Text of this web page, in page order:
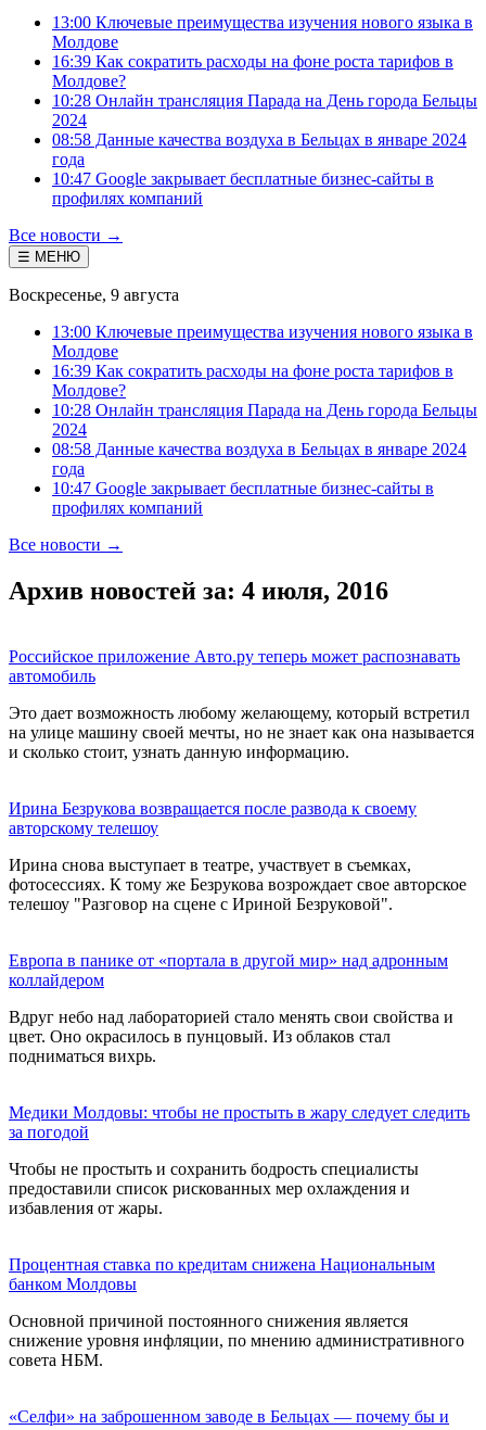
13:00 Ключевые преимущества изучения нового языка в
Молдове
16:39 Как сократить расходы на фоне роста тарифов в
Молдове?
10:28 Онлайн трансляция Парада на День города Бельцы
2024
08:58 Данные качества воздуха в Бельцах в январе 2024
года
10:47 Google закрывает бесплатные бизнес-сайты в
профилях компаний
Все новости →
☰ МЕНЮ
Воскресенье, 9 августа
13:00 Ключевые преимущества изучения нового языка в
Молдове
16:39 Как сократить расходы на фоне роста тарифов в
Молдове?
10:28 Онлайн трансляция Парада на День города Бельцы
2024
08:58 Данные качества воздуха в Бельцах в январе 2024
года
10:47 Google закрывает бесплатные бизнес-сайты в
профилях компаний
Все новости →
Архив новостей за: 4 июля, 2016
Российское приложение Авто.ру теперь может распознавать
автомобиль
Это дает возможность любому желающему, который встретил
на улице машину своей мечты, но не знает как она называется
и сколько стоит, узнать данную информацию.
Ирина Безрукова возвращается после развода к своему
авторскому телешоу
Ирина снова выступает в театре, участвует в съемках,
фотосессиях. К тому же Безрукова возрождает свое авторское
телешоу "Разговор на сцене с Ириной Безруковой".
Европа в панике от «портала в другой мир» над адронным
коллайдером
Вдруг небо над лабораторией стало менять свои свойства и
цвет. Оно окрасилось в пунцовый. Из облаков стал
подниматься вихрь.
Медики Молдовы: чтобы не простыть в жару следует следить
за погодой
Чтобы не простыть и сохранить бодрость специалисты
предоставили список рискованных мер охлаждения и
избавления от жары.
Процентная ставка по кредитам снижена Национальным
банком Молдовы
Основной причиной постоянного снижения является
снижение уровня инфляции, по мнению административного
совета НБМ.
«Селфи» на заброшенном заводе в Бельцах — почему бы и